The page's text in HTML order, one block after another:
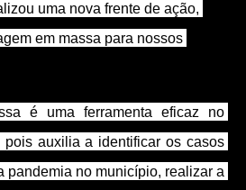
uma nova frente de ação,
em massa para nossos
é uma ferramenta eficaz no
pois auxilia a identificar os casos
pandemia no município, realizar a